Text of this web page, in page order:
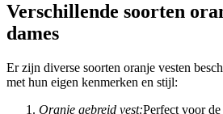
Verschillende soorten
dames
Er zijn diverse soorten oranje vesten
met hun eigen kenmerken en stijl:
Oranje gebreid vest:Perfect voor de